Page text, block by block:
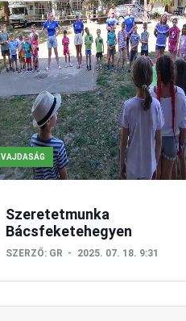
VAJDASÁG
Szeretetmunka
Bácsfeketehegyen
SZERZŐ: GR 2025. 07. 18. 9:31